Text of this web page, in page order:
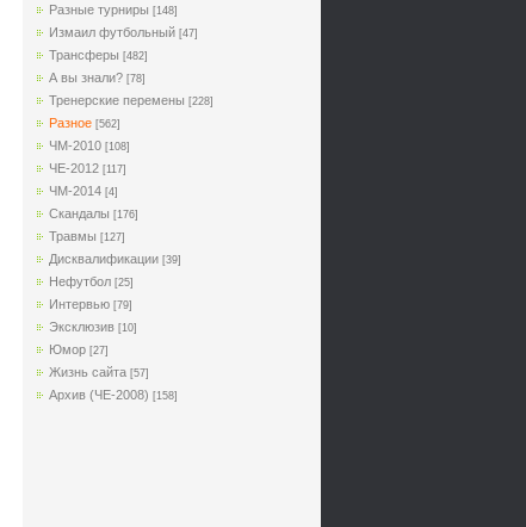
Разные турниры [148]
Измаил футбольный [47]
Трансферы [482]
А вы знали? [78]
Тренерские перемены [228]
Разное [562]
ЧМ-2010 [108]
ЧЕ-2012 [117]
ЧМ-2014 [4]
Cкандалы [176]
Травмы [127]
Дисквалификации [39]
Нефутбол [25]
Интервью [79]
Эксклюзив [10]
Юмор [27]
Жизнь сайта [57]
Архив (ЧЕ-2008) [158]